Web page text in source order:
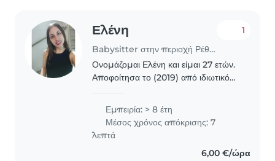
Ελένη
Babysitter στην περιοχή Ρέθυμνο
1
Ονομάζομαι Ελένη και είμαι 27 ετών.
Αποφοίτησα το (2019) από ιδιωτικό
έλαβα την πιστοποίηση του
επαγγέλματος από τον ΕΟΠΠΕΠ...
Εμπειρία: > 8 έτη
Μέσος χρόνος απόκρισης: 7
λεπτά
6,00 €/ώρα